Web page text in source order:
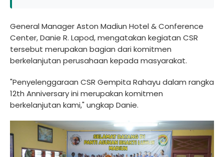
General Manager Aston Madiun Hotel & Conference
Center, Danie R. Lapod, mengatakan kegiatan CSR
tersebut merupakan bagian dari komitmen
berkelanjutan perusahaan kepada masyarakat.
"Penyelenggaraan CSR Gempita Rahayu dalam rangka
12th Anniversary ini merupakan komitmen
berkelanjutan kami," ungkap Danie.